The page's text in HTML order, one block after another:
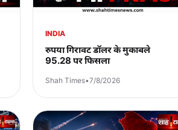
INDIA
रुपया गिरावट डॉलर के मुकाबले
95.28 पर फिसला
Shah Times•7/8/2026